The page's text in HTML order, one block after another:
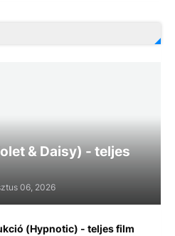
& Daisy) - teljes
06, 2026
(Hypnotic) - teljes film